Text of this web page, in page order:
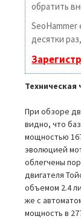
обратить
десятки
Техническая
При обзоре
видно, что
мощностью
эволюцией
облегчены
двигателя
объемом 2.4
же с
мощность в